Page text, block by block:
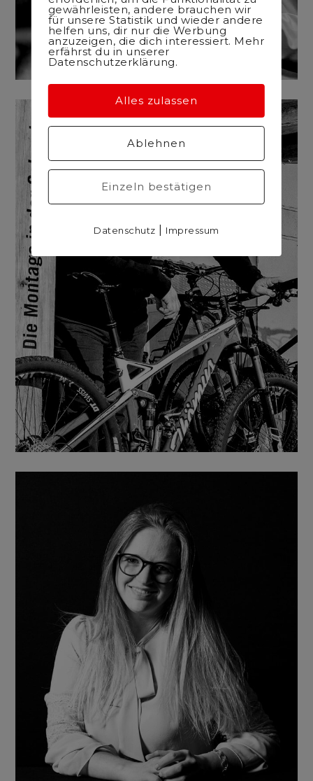
gewährleisten, andere brauchen wir
für unsere Statistik und wieder andere
helfen uns, dir nur die Werbung
anzuzeigen, die dich interessiert. Mehr
erfährst du in unserer
Datenschutzerklärung.
Alles zulassen
Ablehnen
Einzeln bestätigen
Datenschutz Impressum